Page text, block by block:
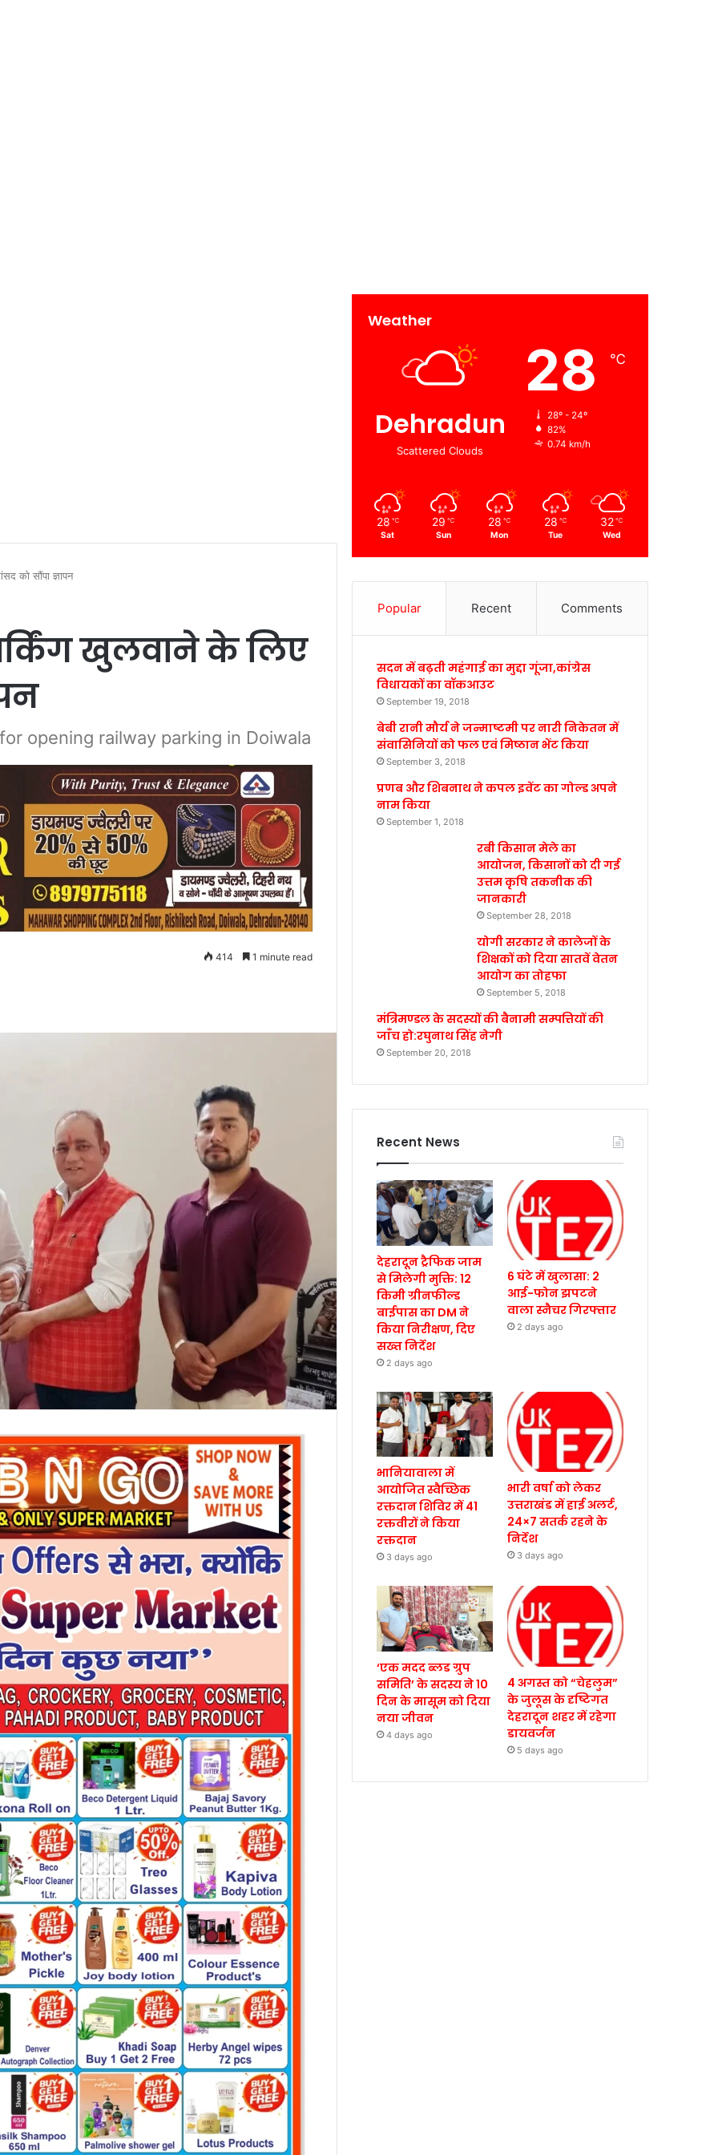
को सौंपा ज्ञापन
खुलवाने के लिए
opening railway parking in Doiwala
414 1 minute read
Weather
Dehradun
Scattered Clouds
28 ℃
28º - 24º
82%
0.74 km/h
28 ℃
Sat
29 ℃
Sun
28 ℃
Mon
28 ℃
Tue
32 ℃
Wed
Popular Recent Comments
सदन में बढ़ती महंगाई का मुद्दा गूंजा,कांग्रेस
विधायकों का वॉकआउट
September 19, 2018
बेबी रानी मौर्य ने जन्माष्टमी पर नारी निकेतन में
संवासिनियों को फल एवं मिष्ठान भेंट किया
September 3, 2018
प्रणब और शिबनाथ ने कपल इवेंट का गोल्ड अपने
नाम किया
September 1, 2018
रबी किसान मेले का
आयोजन, किसानों को दी गई
उत्तम कृषि तकनीक की
जानकारी
September 28, 2018
योगी सरकार ने कालेजों के
शिक्षकों को दिया सातवें वेतन
आयोग का तोहफा
September 5, 2018
मंत्रिमण्डल के सदस्यों की बैनामी सम्पत्तियों की
जाँच हो:रघुनाथ सिंह नेगी
September 20, 2018
Recent News
देहरादून ट्रैफिक जाम
से मिलेगी मुक्ति: 12
किमी ग्रीनफील्ड
बाईपास का DM ने
किया निरीक्षण, दिए
सख्त निर्देश
2 days ago
6 घंटे में खुलासा: 2
आई-फोन झपटने
वाला स्नैचर गिरफ्तार
2 days ago
भानियावाला में
आयोजित स्वैच्छिक
रक्तदान शिविर में 41
रक्तवीरों ने किया
रक्तदान
3 days ago
भारी वर्षा को लेकर
उत्तराखंड में हाई अलर्ट,
24×7 सतर्क रहने के
निर्देश
3 days ago
‘एक मदद ब्लड ग्रुप
समिति’ के सदस्य ने 10
दिन के मासूम को दिया
नया जीवन
4 days ago
4 अगस्त को “चेहलुम”
के जुलूस के दृष्टिगत
देहरादून शहर में रहेगा
डायवर्जन
5 days ago